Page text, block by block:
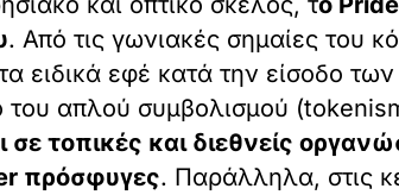
. Από τις γωνιακές σημαίες του
ειδικά εφέ κατά την είσοδο
του απλού συμβολισμού
σε τοπικές και διεθνείς
πρόσφυγες. Παράλληλα, στις